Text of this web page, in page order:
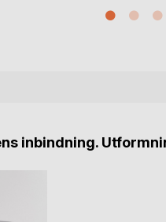
inbindning.